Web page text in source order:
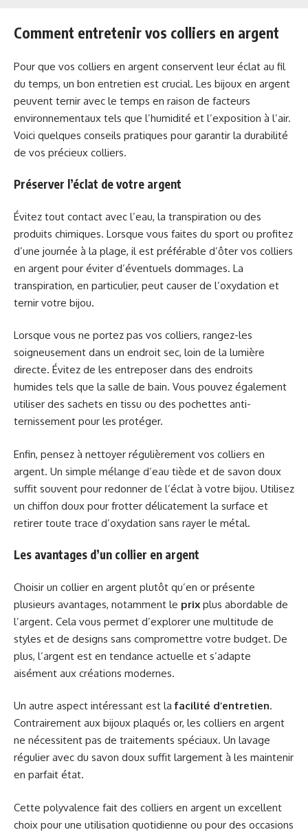
Comment entretenir vos colliers en argent
Pour que vos colliers en argent conservent leur éclat au fil
du temps, un bon entretien est crucial. Les bijoux en argent
peuvent ternir avec le temps en raison de facteurs
environnementaux tels que l’humidité et l’exposition à l’air.
Voici quelques conseils pratiques pour garantir la durabilité
de vos précieux colliers.
Préserver l’éclat de votre argent
Évitez tout contact avec l’eau, la transpiration ou des
produits chimiques. Lorsque vous faites du sport ou profitez
d’une journée à la plage, il est préférable d’ôter vos colliers
en argent pour éviter d’éventuels dommages. La
transpiration, en particulier, peut causer de l’oxydation et
ternir votre bijou.
Lorsque vous ne portez pas vos colliers, rangez-les
soigneusement dans un endroit sec, loin de la lumière
directe. Évitez de les entreposer dans des endroits
humides tels que la salle de bain. Vous pouvez également
utiliser des sachets en tissu ou des pochettes anti-
ternissement pour les protéger.
Enfin, pensez à nettoyer régulièrement vos colliers en
argent. Un simple mélange d’eau tiède et de savon doux
suffit souvent pour redonner de l’éclat à votre bijou. Utilisez
un chiffon doux pour frotter délicatement la surface et
retirer toute trace d’oxydation sans rayer le métal.
Les avantages d’un collier en argent
Choisir un collier en argent plutôt qu’en or présente
plusieurs avantages, notamment le prix plus abordable de
l’argent. Cela vous permet d’explorer une multitude de
styles et de designs sans compromettre votre budget. De
plus, l’argent est en tendance actuelle et s’adapte
aisément aux créations modernes.
Un autre aspect intéressant est lafacilité d’entretien.
Contrairement aux bijoux plaqués or, les colliers en argent
ne nécessitent pas de traitements spéciaux. Un lavage
régulier avec du savon doux suffit largement à les maintenir
en parfait état.
Cette polyvalence fait des colliers en argent un excellent
choix pour une utilisation quotidienne ou pour des occasions